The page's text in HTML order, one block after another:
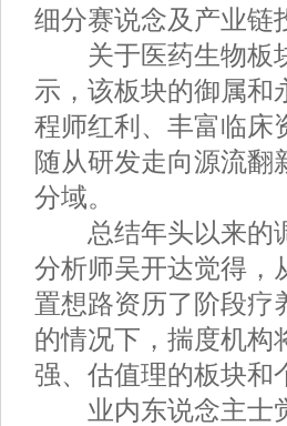
细分赛说念及产业链
关于医药生物板块
示，该板块的御属和
程师红利、丰富临床
随从研发走向源流翻
分域。
总结年头以来的调
分析师吴开达觉得，
置想路资历了阶段疗
的情况下，揣度机构
强、估值理的板块和
业内东说念主士觉